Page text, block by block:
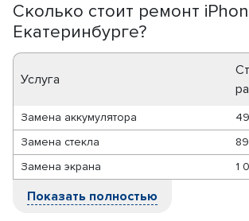
Сколько стоит ремонт
Екатеринбурге?
Услуга
Замена аккумулятора
Замена стекла
Замена экрана
1
Показать полностью